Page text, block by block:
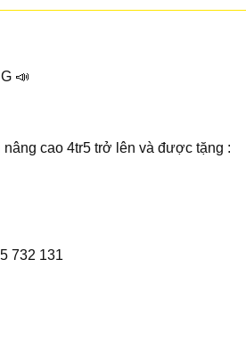
📣
cao 4tr5 trở lên và được tặng :
732 131